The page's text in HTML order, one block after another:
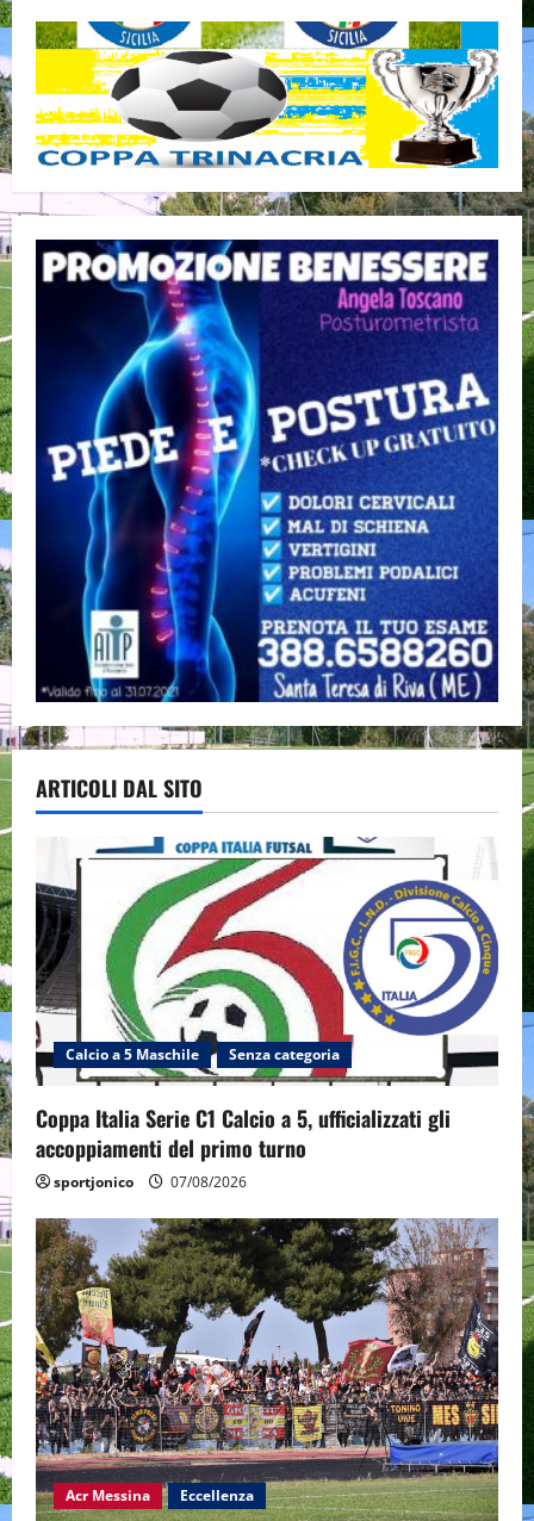
ARTICOLI DAL SITO
Calcio a 5 Maschile Senza categoria
Coppa Italia Serie C1 Calcio a 5, ufficializzati gli
accoppiamenti del primo turno
sportjonico 07/08/2026
Acr Messina Eccellenza